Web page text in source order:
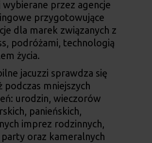
wybierane przez agencje
przygotowujące
dla marek związanych z
podróżami, technologią
życia.
jacuzzi sprawdza się
podczas mniejszych
urodzin, wieczorów
panieńskich,
imprez rodzinnych,
oraz kameralnych